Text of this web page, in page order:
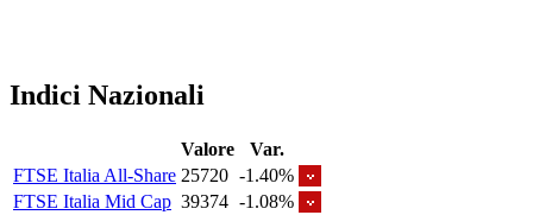
Indici Nazionali
Valore
Var.
FTSE Italia All-Share 25720 -1.40%
FTSE Italia Mid Cap 39374 -1.08%